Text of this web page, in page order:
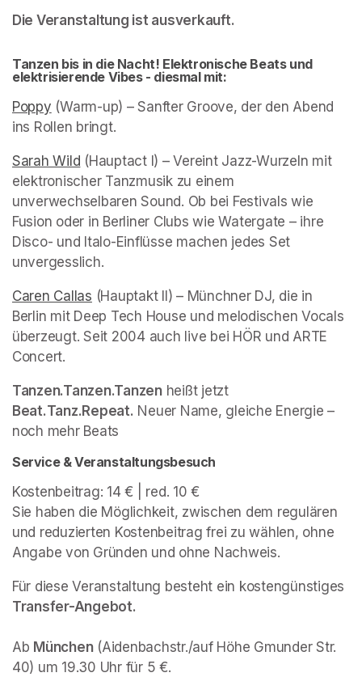
Die Veranstaltung ist ausverkauft.
Tanzen bis in die Nacht! Elektronische Beats und
elektrisierende Vibes - diesmal mit:
Poppy (opens in a new tab)
(Warm-up) – Sanfter Groove, der den Abend
ins Rollen bringt.
Sarah Wild (opens in a new tab)
(Hauptact I) – Vereint Jazz-Wurzeln mit
elektronischer Tanzmusik zu einem
unverwechselbaren Sound. Ob bei Festivals wie
Fusion oder in Berliner Clubs wie Watergate – ihre
Disco- und Italo-Einflüsse machen jedes Set
unvergesslich.
Caren Callas (opens in a new tab)
(Hauptakt II) – Münchner DJ, die in
Berlin mit Deep Tech House und melodischen Vocals
überzeugt. Seit 2004 auch live bei HÖR und ARTE
Concert.
Tanzen.Tanzen.Tanzen
heißt jetzt
Beat.Tanz.Repeat. Neuer Name, gleiche Energie –
noch mehr Beats
Service & Veranstaltungsbesuch
Kostenbeitrag: 14 € | red. 10 €
Sie haben die Möglichkeit, zwischen dem regulären
und reduzierten Kostenbeitrag frei zu wählen, ohne
Angabe von Gründen und ohne Nachweis.
Ab München (Aidenbachstr./auf Höhe Gmunder Str.
40) um 19.30 Uhr für 5 €.